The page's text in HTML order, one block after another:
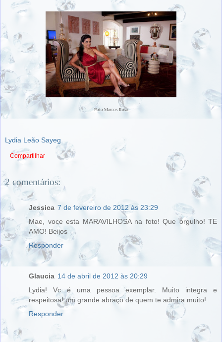
Foto Marcos Rosa
Lydia Leão Sayeg
Compartilhar
2 comentários:
Jessica 7 de fevereiro de 2012 às 23:29
Mae, voce esta MARAVILHOSA na foto! Que orgulho! TE
AMO! Beijos
Responder
Glaucia 14 de abril de 2012 às 20:29
Lydia! Vc é uma pessoa exemplar. Muito integra e
respeitosa! um grande abraço de quem te admira muito!
Responder